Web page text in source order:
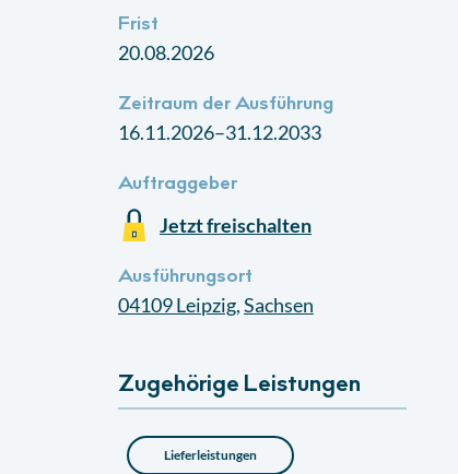
Frist
20.08.2026
Zeitraum der Ausführung
16.11.2026–31.12.2033
Auftraggeber
Jetzt freischalten
Ausführungsort
04109Leipzig,Sachsen
Zugehörige Leistungen
Lieferleistungen